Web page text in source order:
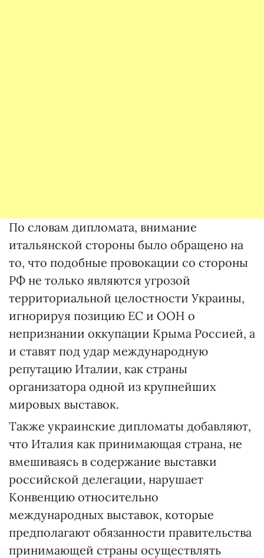
По словам дипломата, внимание
итальянской стороны было обращено на
то, что подобные провокации со стороны
РФ не только являются угрозой
территориальной целостности Украины,
игнорируя позицию ЕС и ООН о
непризнании оккупации Крыма Россией, а
и ставят под удар международную
репутацию Италии, как страны
организатора одной из крупнейших
мировых выставок.
Также украинские дипломаты добавляют,
что Италия как принимающая страна, не
вмешиваясь в содержание выставки
российской делегации, нарушает
Конвенцию относительно
международных выставок, которые
предполагают обязанности правительства
принимающей страны осуществлять